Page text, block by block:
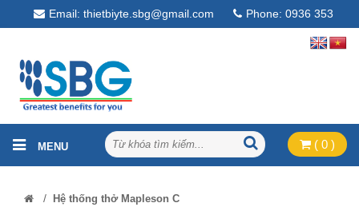
Email: thietbiyte.sbg@gmail.com Phone: 0936 353
( 0 )
/ Hệ thống thở Mapleson C